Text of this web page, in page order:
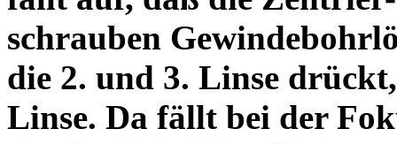
schrauben
die 2. und 3. Linse
Linse. Da fällt bei der